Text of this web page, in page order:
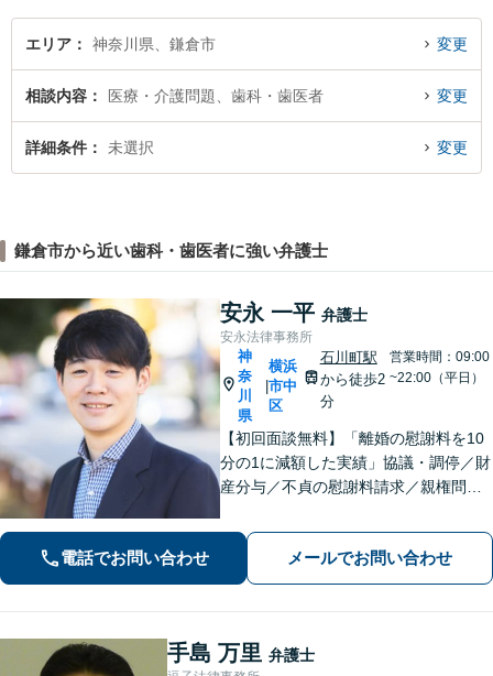
エリア 神奈川県、鎌倉市 変更
相談内容 医療・介護問題、歯科・歯医者 変更
詳細条件 未選択 変更
鎌倉市から近い歯科・歯医者に強い弁護士
安永 一平 弁護士
安永法律事務所
神
奈
川
県
横浜
市中
区
石川町駅
から徒歩2
分
営業時間：09:00
~22:00（平日）
【初回面談無料】「離婚の慰謝料を10
分の1に減額した実績」協議・調停／財
産分与／不貞の慰謝料請求／親権問題
ーの顧問経験豊富」土地・建物の明渡
しや賃料回収など幅広くサポート【夜
間・休日面談可】【電話相談対応】
電話でお問い合わせ メールでお問い合わせ
手島 万里 弁護士